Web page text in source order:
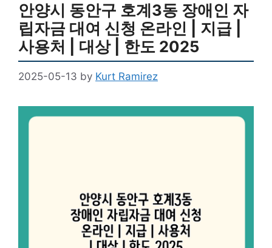
안양시 동안구 호계3동 장애인 자
립자금 대여 신청 온라인 | 지급 |
사용처 | 대상 | 한도 2025
2025-05-13 by Kurt Ramirez